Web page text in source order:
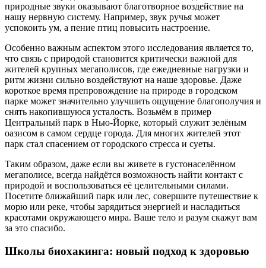
природные звуки оказывают благотворное воздействие на
нашу нервную систему. Например, звук ручья может
успокоить ум, а пение птиц повысить настроение.
Особенно важным аспектом этого исследования является то,
что связь с природой становится критически важной для
жителей крупных мегаполисов, где ежедневные нагрузки и
ритм жизни сильно воздействуют на наше здоровье. Даже
короткое время препровождение на природе в городском
парке может значительно улучшить ощущение благополучия и
снять накопившуюся усталость. Возьмём в пример
Центральный парк в Нью-Йорке, который служит зелёным
оазисом в самом сердце города. Для многих жителей этот
парк стал спасением от городского стресса и суеты.
Таким образом, даже если вы живете в густонаселённом
мегаполисе, всегда найдётся возможность найти контакт с
природой и воспользоваться её целительными силами.
Посетите ближайший парк или лес, совершите путешествие к
морю или реке, чтобы зарядиться энергией и насладиться
красотами окружающего мира. Ваше тело и разум скажут вам
за это спасибо.
Школы биохакинга: новый подход к здоровью